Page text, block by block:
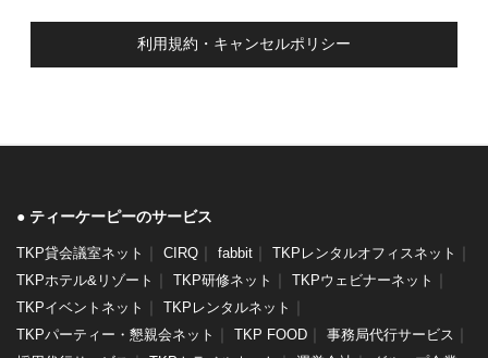
利用規約・キャンセルポリシー
ティーケーピーのサービス
TKP貸会議室ネット CIRQ fabbit TKPレンタルオフィスネット
TKPホテル&リゾート TKP研修ネット TKPウェビナーネット
TKPイベントネット TKPレンタルネット
TKPパーティー・懇親会ネット TKP FOOD 事務局代行サービス